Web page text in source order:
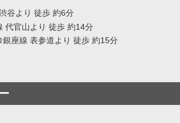
谷より 徒歩 約6分
代官山より 徒歩 約14分
銀座線 表参道より 徒歩 約15分